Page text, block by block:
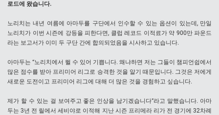
로드에 왔습니다.
노리치는 내년 여름에 아마두를 구단에서 인수할 수 있는 옵션이 있는데, 만일
노리치가 이번 시즌에 강등을 피한다면, 클럽 레코드 이적료가 약 900만 파운드
라는 보고서가 이미 두 구단 간에 합의되었음을 시사하고 있습니다.
아마두는 “노리치에서 뛸 수 있어 기쁩니다. 왜냐하면 저는 그들이 챔피언쉽에서
많은 점수를 받아 프리미어 리그로 승격한 것을 알기 때문입니다. 그것은 저에게
새로운 도전이고 프리미어 리그에 대해 더 많은 것을 경험하고 싶습니다.
제가 할 수 있는 걸 보여주고 좋은 인상을 남기겠습니다”라고 말했습니다. 아마
두는 3년 전 릴에서 세비야로 이적해 지난 시즌 프리메라 리가 전 경기에 32차례